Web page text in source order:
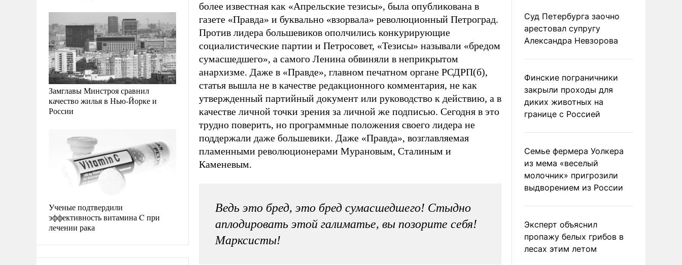
Замглавы Минстроя сравнил
качество жилья в Нью-Йорке и
России
Ученые подтвердили
эффективность витамина C при
лечении рака
более известная как «Апрельские тезисы», была опубликована в
газете «Правда» и буквально «взорвала» революционный Петроград.
Против лидера большевиков ополчились конкурирующие
социалистические партии и Петросовет, «Тезисы» называли «бредом
сумасшедшего», а самого Ленина обвиняли в неприкрытом
анархизме. Даже в «Правде», главном печатном органе РСДРП(б),
статья вышла не в качестве редакционного комментария, не как
утвержденный партийный документ или руководство к действию, а в
качестве личной точки зрения за личной же подписью. Сегодня в это
трудно поверить, но программные положения своего лидера не
поддержали даже большевики. Даже «Правда», возглавляемая
пламенными революционерами Мурановым, Сталиным и
Каменевым.
Ведь это бред, это бред сумасшедшего! Стыдно
аплодировать этой галиматье, вы позорите себя!
Марксисты!
Суд Петербурга заочно
арестовал супругу
Александра Невзорова
Финские пограничники
закрыли проходы для
диких животных на
границе с Россией
Семье фермера Уолкера
из мема «веселый
молочник» пригрозили
выдворением из России
Эксперт объяснил
пропажу белых грибов в
лесах этим летом